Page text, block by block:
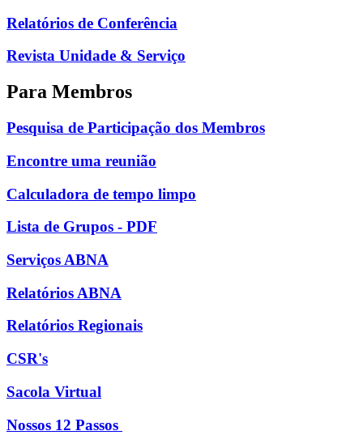
Relatórios de Conferência
Revista Unidade & Serviço
Para Membros
Pesquisa de Participação dos Membros
Encontre uma reunião
Calculadora de tempo limpo
Lista de Grupos - PDF
Serviços ABNA
Relatórios ABNA
Relatórios Regionais
CSR's
Sacola Virtual
Nossos 12 Passos